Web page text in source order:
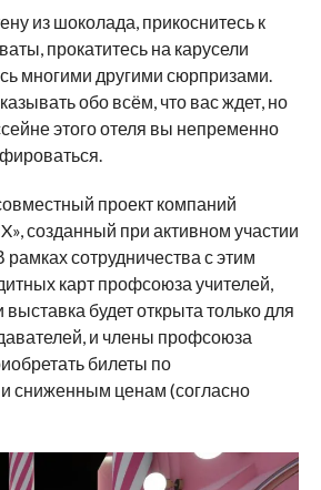
из шоколада, прикоснитесь к
прокатитесь на карусели
многими другими сюрпризами.
обо всём, что вас ждет, но
этого отеля вы непременно
проект компаний
созданный при активном участии
сотрудничества с этим
карт профсоюза учителей,
будет открыта только для
и члены профсоюза
билеты по
сниженным ценам (согласно